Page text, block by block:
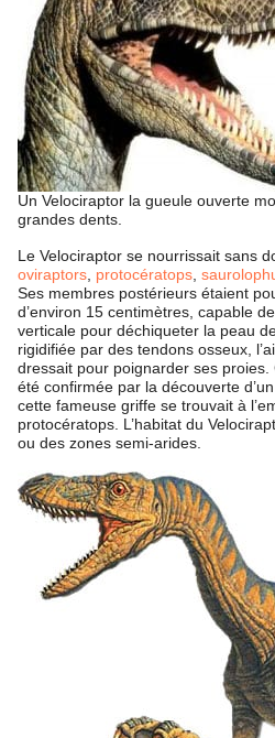
Un Velociraptor la gueule ouverte
grandes dents.
Le Velociraptor se nourrissait sans
oviraptors protocératops
Ses membres postérieurs étaient
d’environ 15 centimètres, capable
verticale pour déchiqueter la peau
rigidifiée par des tendons osseux,
dressait pour poignarder ses
été confirmée par la découverte
cette fameuse griffe se trouvait à
protocératops. L’habitat du
ou des zones semi-arides.